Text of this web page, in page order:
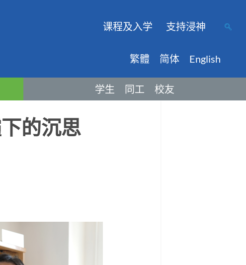
课程及入学 支持浸神
繁體 简体 English
学生 同工 校友
的沉思